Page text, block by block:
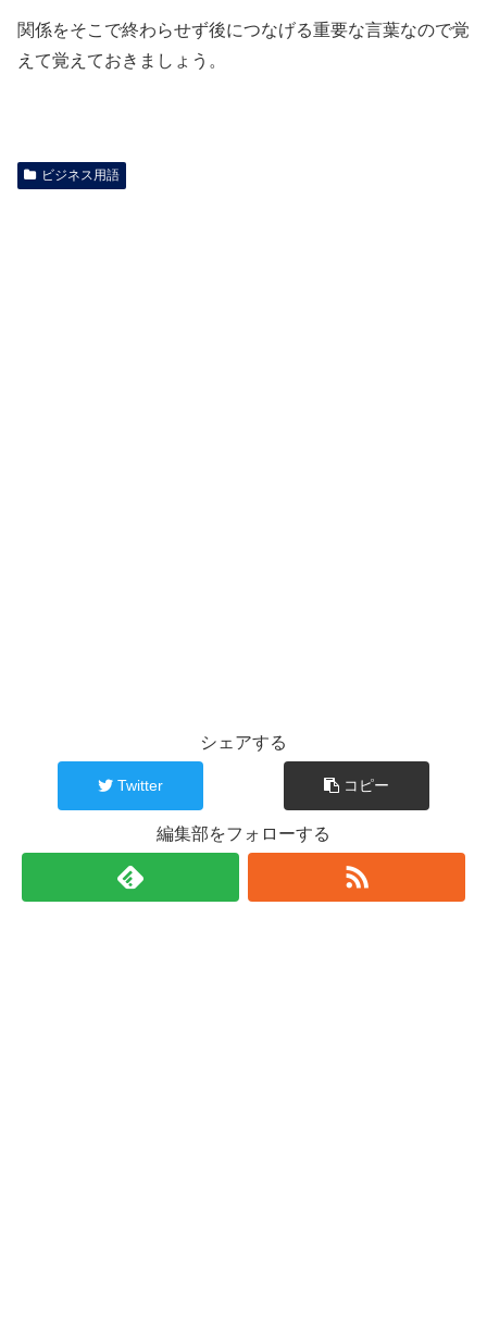
関係をそこで終わらせず後につなげる重要な言葉なので覚
えて覚えておきましょう。
ビジネス用語
シェアする
Twitter コピー
編集部をフォローする